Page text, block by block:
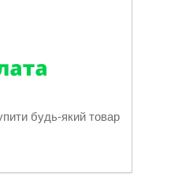
будь-який товар